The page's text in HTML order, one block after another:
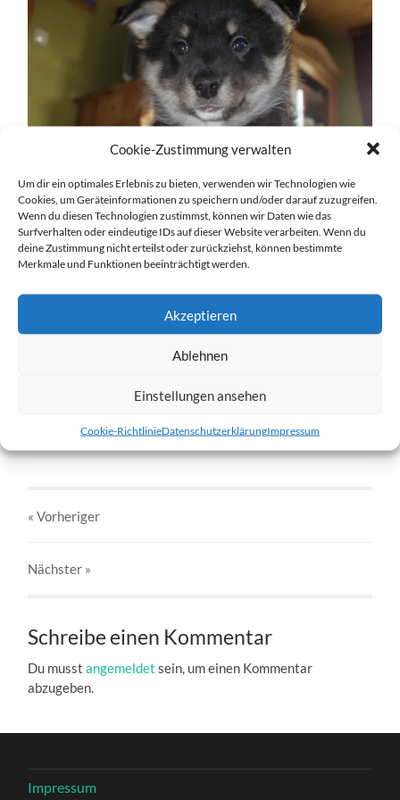
Cookie-Zustimmung verwalten
Um dir ein optimales Erlebnis zu bieten, verwenden wir Technologien wie
Cookies, um Geräteinformationen zu speichern und/oder darauf zuzugreifen.
Wenn du diesen Technologien zustimmst, können wir Daten wie das
Surfverhalten oder eindeutige IDs auf dieser Website verarbeiten. Wenn du
deine Zustimmung nicht erteilst oder zurückziehst, können bestimmte
Merkmale und Funktionen beeinträchtigt werden.
Akzeptieren
Ablehnen
Einstellungen ansehen
Cookie-RichtlinieDatenschutzerklärungImpressum
w6-26.02.2012-b.jpg
« Vorheriger
Nächster »
Schreibe einen Kommentar
Du musstangemeldet sein, um einen Kommentar
abzugeben.
Impressum